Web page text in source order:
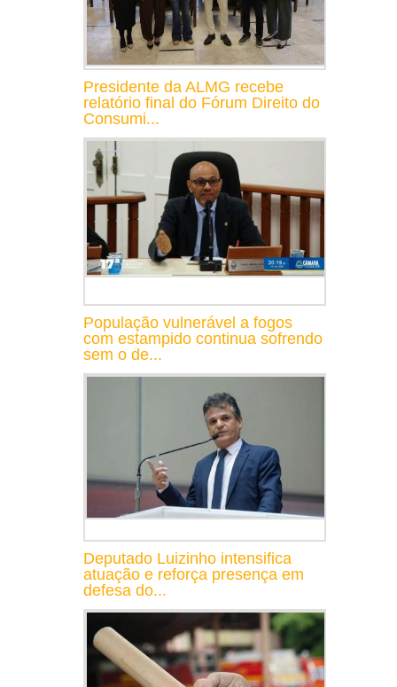
Presidente da ALMG recebe
relatório final do Fórum Direito do
Consumi...
População vulnerável a fogos
com estampido continua sofrendo
sem o de...
Deputado Luizinho intensifica
atuação e reforça presença em
defesa do...